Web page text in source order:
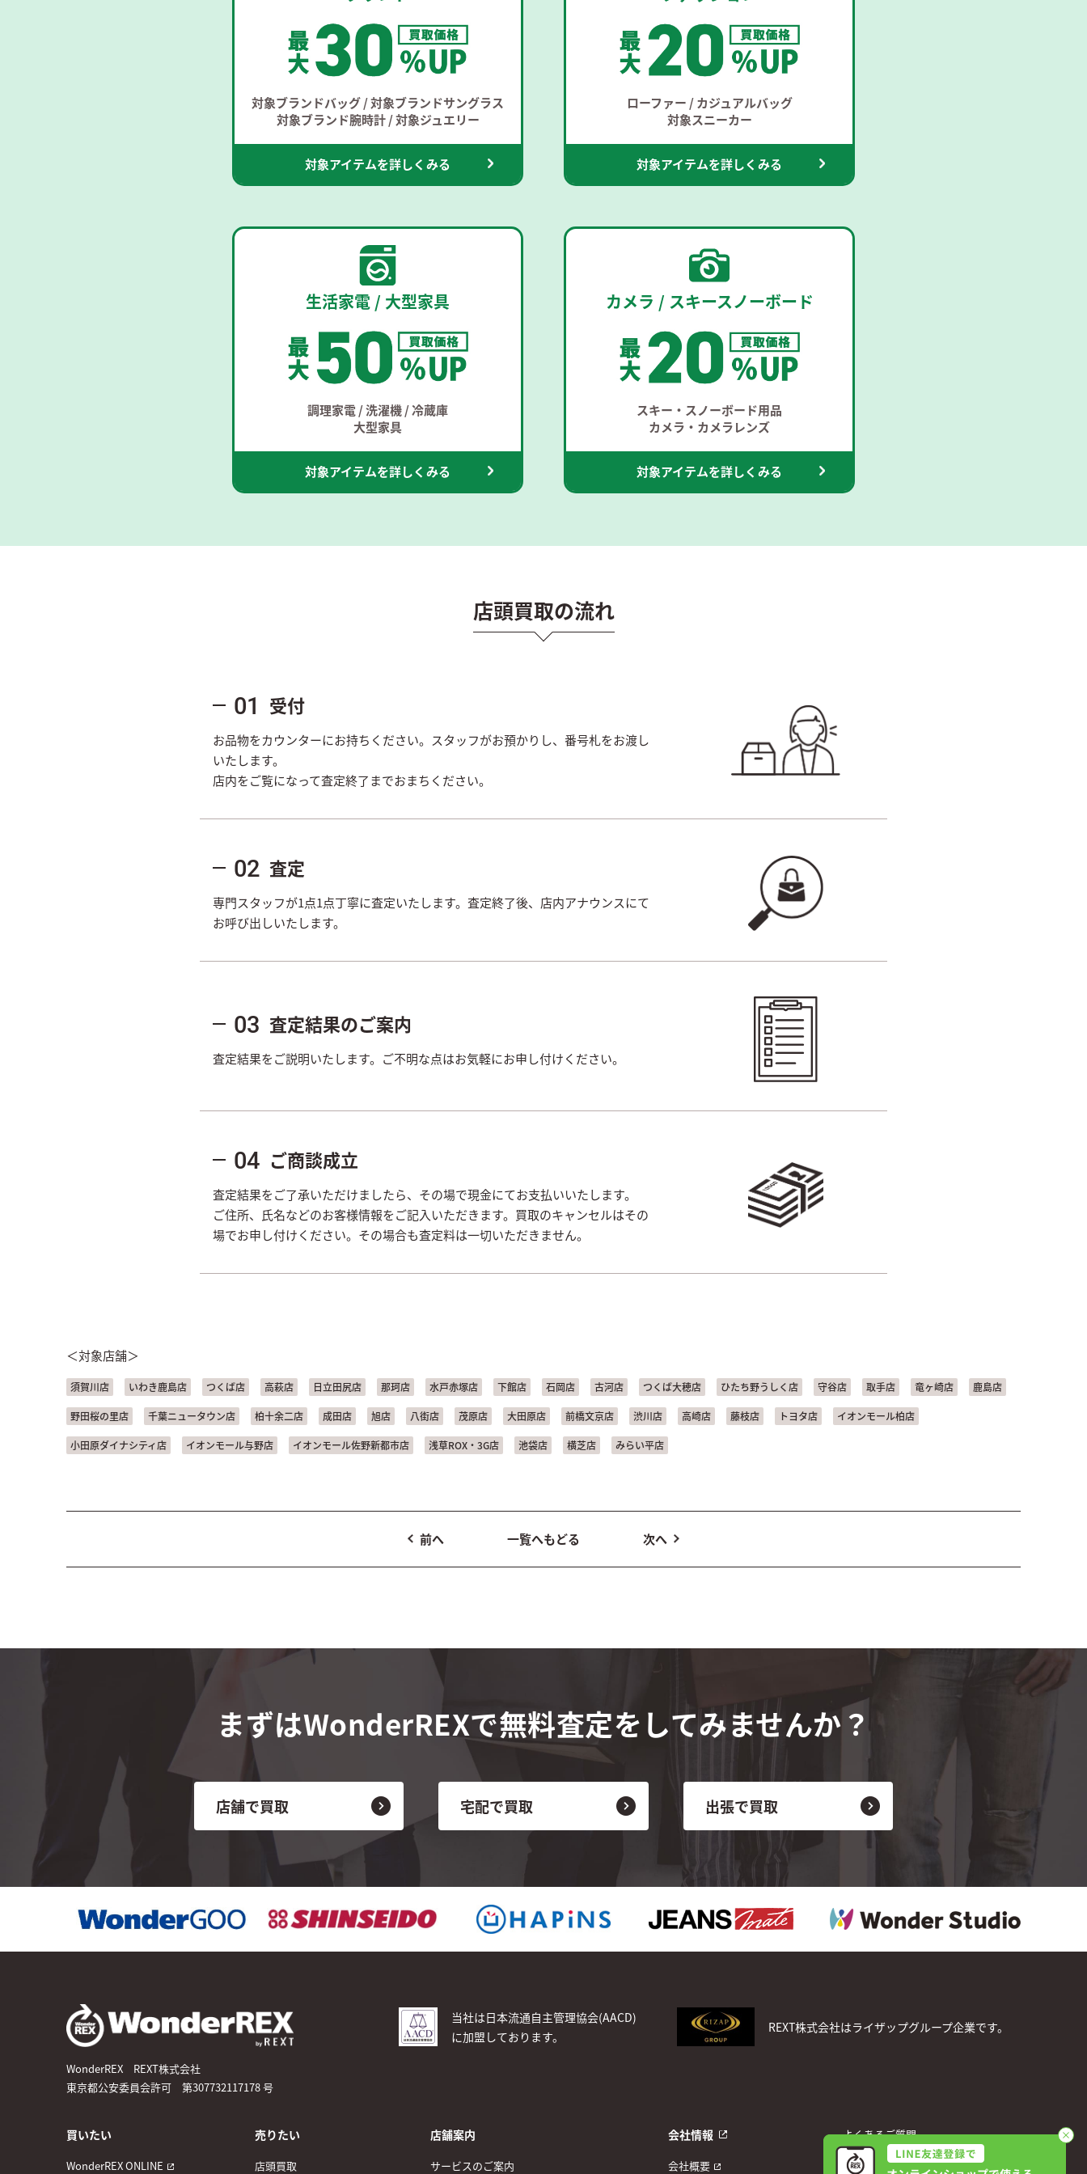
対象ブランドバッグ / 対象ブランドサングラス
対象ブランド腕時計 / 対象ジュエリー
対象アイテムを詳しくみる
ローファー / カジュアルバッグ
対象スニーカー
対象アイテムを詳しくみる
生活家電 / 大型家具
調理家電 / 洗濯機 / 冷蔵庫
大型家具
対象アイテムを詳しくみる
カメラ / スキースノーボード
スキー・スノーボード用品
カメラ・カメラレンズ
対象アイテムを詳しくみる
店頭買取の流れ
01 受付
お品物をカウンターにお持ちください。スタッフがお預かりし、番号札をお渡し
いたします。
店内をご覧になって査定終了までおまちください。
02 査定
専門スタッフが1点1点丁寧に査定いたします。査定終了後、店内アナウンスにて
お呼び出しいたします。
03 査定結果のご案内
査定結果をご説明いたします。ご不明な点はお気軽にお申し付けください。
04 ご商談成立
査定結果をご了承いただけましたら、その場で現金にてお支払いいたします。
ご住所、氏名などのお客様情報をご記入いただきます。買取のキャンセルはその
場でお申し付けください。その場合も査定料は一切いただきません。
＜対象店舗＞
須賀川店 いわき鹿島店 つくば店 高萩店 日立田尻店 那珂店 水戸赤塚店 下館店 石岡店 古河店 つくば大穂店 ひたち野うしく店 守谷店 取手店 竜ヶ崎店 鹿島店
野田桜の里店 千葉ニュータウン店 柏十余二店 成田店 旭店 八街店 茂原店 大田原店 前橋文京店 渋川店 高崎店 藤枝店 トヨタ店 イオンモール柏店
小田原ダイナシティ店 イオンモール与野店 イオンモール佐野新都市店 浅草ROX・3G店 池袋店 横芝店 みらい平店
前へ 一覧へもどる 次へ
まずはWonderREXで無料査定をしてみませんか？
店舗で買取 宅配で買取 出張で買取
WonderREX REXT株式会社
東京都公安委員会許可 第307732117178 号
当社は日本流通自主管理協会(AACD)
に加盟しております。
REXT株式会社はライザップグループ企業です。
買いたい
WonderREX ONLINE
売りたい
店頭買取
店舗案内
サービスのご案内
会社情報
会社概要
よくあるご質問
お問い合わせ